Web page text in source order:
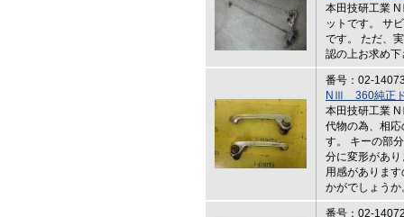
本田技研工業
ットです。 サ
です。 ただ、
認の上お求め下
番号：02-
NⅢ 360純正ド
本田技研工業
代物の為、相
す。 キーの部
分に変形があ
用感がありま
かがでしょうか
番号：02-